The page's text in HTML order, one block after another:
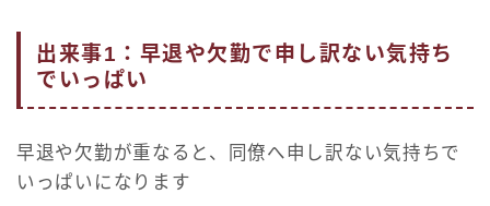
出来事1：早退や欠勤で申し訳ない気持ち
でいっぱい
早退や欠勤が重なると、同僚へ申し訳ない気持ちで
いっぱいになります